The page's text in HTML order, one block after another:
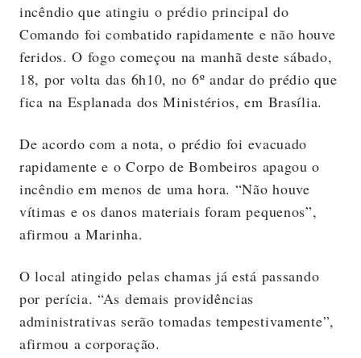
incêndio que atingiu o prédio principal do
Comando foi combatido rapidamente e não houve
feridos. O fogo começou na manhã deste sábado,
18, por volta das 6h10, no 6º andar do prédio que
fica na Esplanada dos Ministérios, em Brasília.
De acordo com a nota, o prédio foi evacuado
rapidamente e o Corpo de Bombeiros apagou o
incêndio em menos de uma hora. “Não houve
vítimas e os danos materiais foram pequenos”,
afirmou a Marinha.
O local atingido pelas chamas já está passando
por perícia. “As demais providências
administrativas serão tomadas tempestivamente”,
afirmou a corporação.